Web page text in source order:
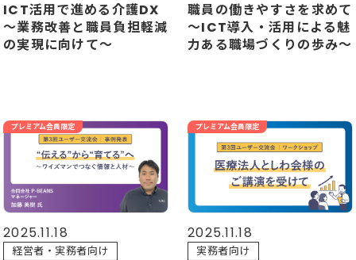
ICT活用で進める介護DX
～業務改善と職員負担軽減
の実現に向けて～
職員の働きやすさを求めて
～ICT導入・活用による魅
力ある職場づくりの歩み～
プレミアム会員限定
2025.11.18
経営者・実務者向け
プレミアム会員限定
2025.11.18
実務者向け